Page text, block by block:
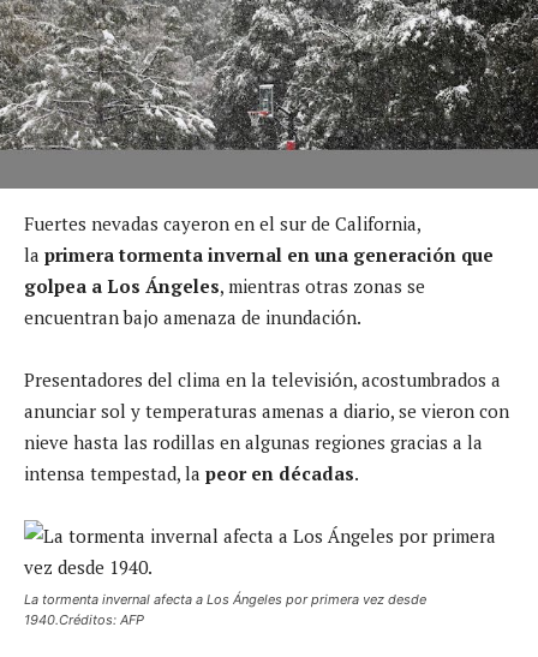
Fuertes nevadas cayeron en el sur de California,
la primera tormenta invernal en una generación que
golpea a Los Ángeles, mientras otras zonas se
encuentran bajo amenaza de inundación.
Presentadores del clima en la televisión, acostumbrados a
anunciar sol y temperaturas amenas a diario, se vieron con
nieve hasta las rodillas en algunas regiones gracias a la
intensa tempestad, la peor en décadas.
La tormenta invernal afecta a Los Ángeles por primera vez desde
1940.Créditos: AFP